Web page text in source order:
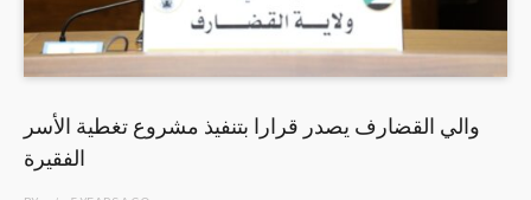
والي القضارف يصدر قرارا بتنفيذ مشروع تغطية الأسر
الفقيرة